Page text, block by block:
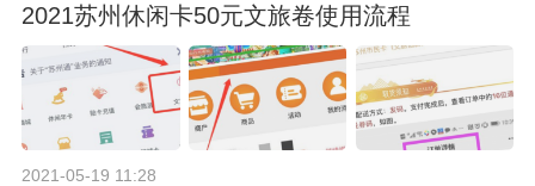
2021苏州休闲卡50元文旅卷使用流程
2021-05-19 11:28